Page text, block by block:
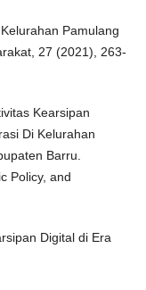
Pamulang
27 (2021), 263-
Kearsipan
Di Kelurahan
Barru.
Policy, and
Digital di Era